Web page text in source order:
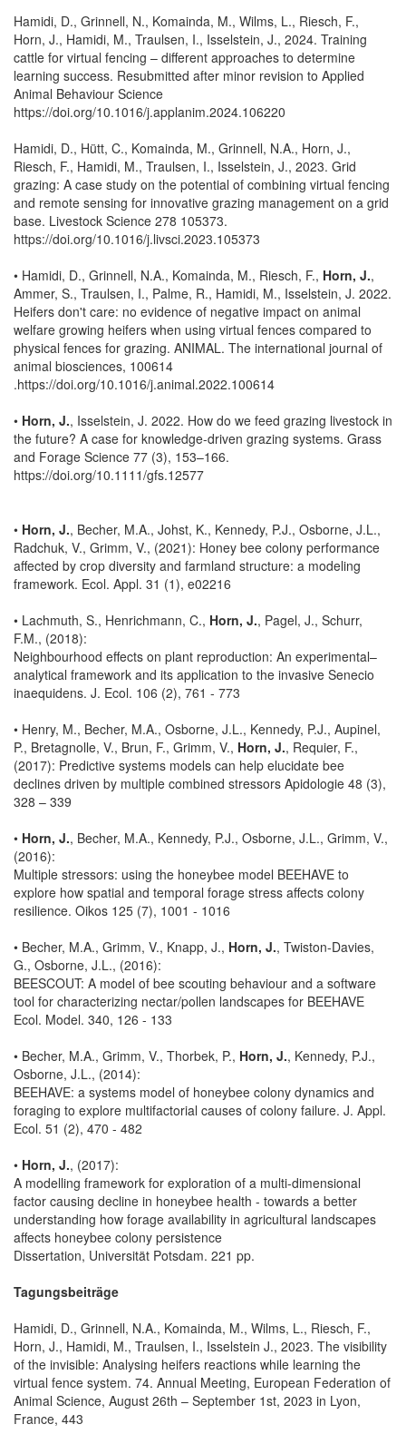
Hamidi, D., Grinnell, N., Komainda, M., Wilms, L., Riesch, F.,
Horn, J., Hamidi, M., Traulsen, I., Isselstein, J., 2024. Training
cattle for virtual fencing – different approaches to determine
learning success. Resubmitted after minor revision to Applied
Animal Behaviour Science
https://doi.org/10.1016/j.applanim.2024.106220
Hamidi, D., Hütt, C., Komainda, M., Grinnell, N.A., Horn, J.,
Riesch, F., Hamidi, M., Traulsen, I., Isselstein, J., 2023. Grid
grazing: A case study on the potential of combining virtual fencing
and remote sensing for innovative grazing management on a grid
base. Livestock Science 278 105373.
https://doi.org/10.1016/j.livsci.2023.105373
• Hamidi, D., Grinnell, N.A., Komainda, M., Riesch, F., Horn, J.,
Ammer, S., Traulsen, I., Palme, R., Hamidi, M., Isselstein, J. 2022.
Heifers don't care: no evidence of negative impact on animal
welfare growing heifers when using virtual fences compared to
physical fences for grazing. ANIMAL. The international journal of
animal biosciences, 100614
.https://doi.org/10.1016/j.animal.2022.100614
• Horn, J., Isselstein, J. 2022. How do we feed grazing livestock in
the future? A case for knowledge-driven grazing systems. Grass
and Forage Science 77 (3), 153–166.
https://doi.org/10.1111/gfs.12577
• Horn, J., Becher, M.A., Johst, K., Kennedy, P.J., Osborne, J.L.,
Radchuk, V., Grimm, V., (2021): Honey bee colony performance
affected by crop diversity and farmland structure: a modeling
framework. Ecol. Appl. 31 (1), e02216
• Lachmuth, S., Henrichmann, C., Horn, J., Pagel, J., Schurr,
F.M., (2018):
Neighbourhood effects on plant reproduction: An experimental–
analytical framework and its application to the invasive Senecio
inaequidens. J. Ecol. 106 (2), 761 - 773
• Henry, M., Becher, M.A., Osborne, J.L., Kennedy, P.J., Aupinel,
P., Bretagnolle, V., Brun, F., Grimm, V., Horn, J., Requier, F.,
(2017): Predictive systems models can help elucidate bee
declines driven by multiple combined stressors Apidologie 48 (3),
328 – 339
• Horn, J., Becher, M.A., Kennedy, P.J., Osborne, J.L., Grimm, V.,
(2016):
Multiple stressors: using the honeybee model BEEHAVE to
explore how spatial and temporal forage stress affects colony
resilience. Oikos 125 (7), 1001 - 1016
• Becher, M.A., Grimm, V., Knapp, J., Horn, J., Twiston-Davies,
G., Osborne, J.L., (2016):
BEESCOUT: A model of bee scouting behaviour and a software
tool for characterizing nectar/pollen landscapes for BEEHAVE
Ecol. Model. 340, 126 - 133
• Becher, M.A., Grimm, V., Thorbek, P., Horn, J., Kennedy, P.J.,
Osborne, J.L., (2014):
BEEHAVE: a systems model of honeybee colony dynamics and
foraging to explore multifactorial causes of colony failure. J. Appl.
Ecol. 51 (2), 470 - 482
• Horn, J., (2017):
A modelling framework for exploration of a multi-dimensional
factor causing decline in honeybee health - towards a better
understanding how forage availability in agricultural landscapes
affects honeybee colony persistence
Dissertation, Universität Potsdam. 221 pp.
Tagungsbeiträge
Hamidi, D., Grinnell, N.A., Komainda, M., Wilms, L., Riesch, F.,
Horn, J., Hamidi, M., Traulsen, I., Isselstein J., 2023. The visibility
of the invisible: Analysing heifers reactions while learning the
virtual fence system. 74. Annual Meeting, European Federation of
Animal Science, August 26th – September 1st, 2023 in Lyon,
France, 443